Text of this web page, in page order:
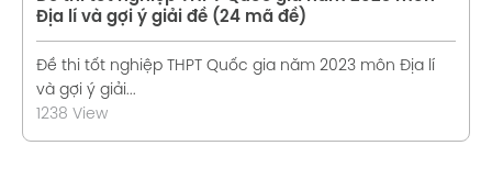
Địa lí và gợi ý giải đề (24 mã đề)
Đề thi tốt nghiệp THPT Quốc gia năm 2023 môn Địa lí
và gợi ý giải...
1238 View